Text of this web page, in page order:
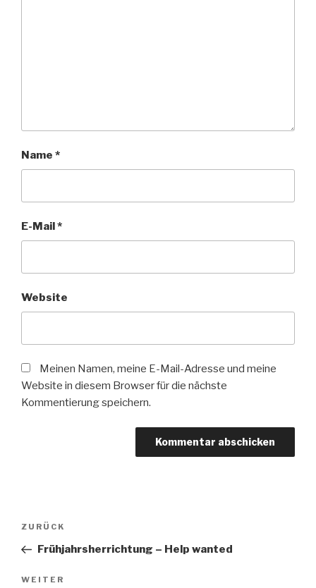
Name *
E-Mail *
Website
Meinen Namen, meine E-Mail-Adresse und meine
Website in diesem Browser für die nächste
Kommentierung speichern.
Beitrags-
Vorheriger
Beitrag
ZURÜCK
Frühjahrsherrichtung – Help wanted
Nächster
WEITER